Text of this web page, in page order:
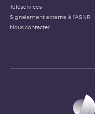
Téléservices
Signalement externe à l'ASNR
Nous contacter